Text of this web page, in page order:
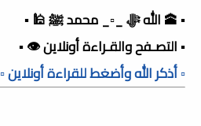
▪️ 🕋 الله ﷻ _▫️_ محمد ﷺ 🕌 ▪️
▪️ التصـفح والقـراءة أونلاين 👁️ ▪️
▫️ أذكر الله وأضغط للقراءة أونلاين ▫️